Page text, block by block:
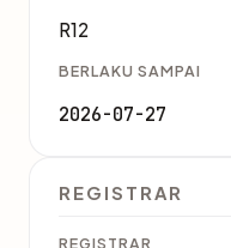
R12
BERLAKU SAMPAI
2026-07-27
REGISTRAR
REGISTRAR